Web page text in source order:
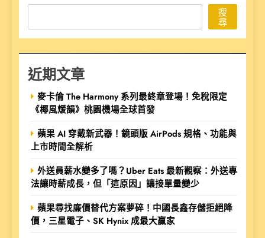
搜
尋
近期文章
麥卡倫 The Harmony 系列最終章登場！免稅限定
《椰風煖韻》桃園機場全球首發
蘋果 AI 穿戴新武器！鏡頭版 AirPods 規格、功能與
上市時間全解析
外送員薪水變多了嗎？Uber Eats 最新觀察：外送專
法讓時薪成長，但「這原因」讓接單量變少
蘋果尋找廉價替代方案夢碎！中國長鑫存儲拒絕降
價，三星電子、SK Hynix 成最大贏家